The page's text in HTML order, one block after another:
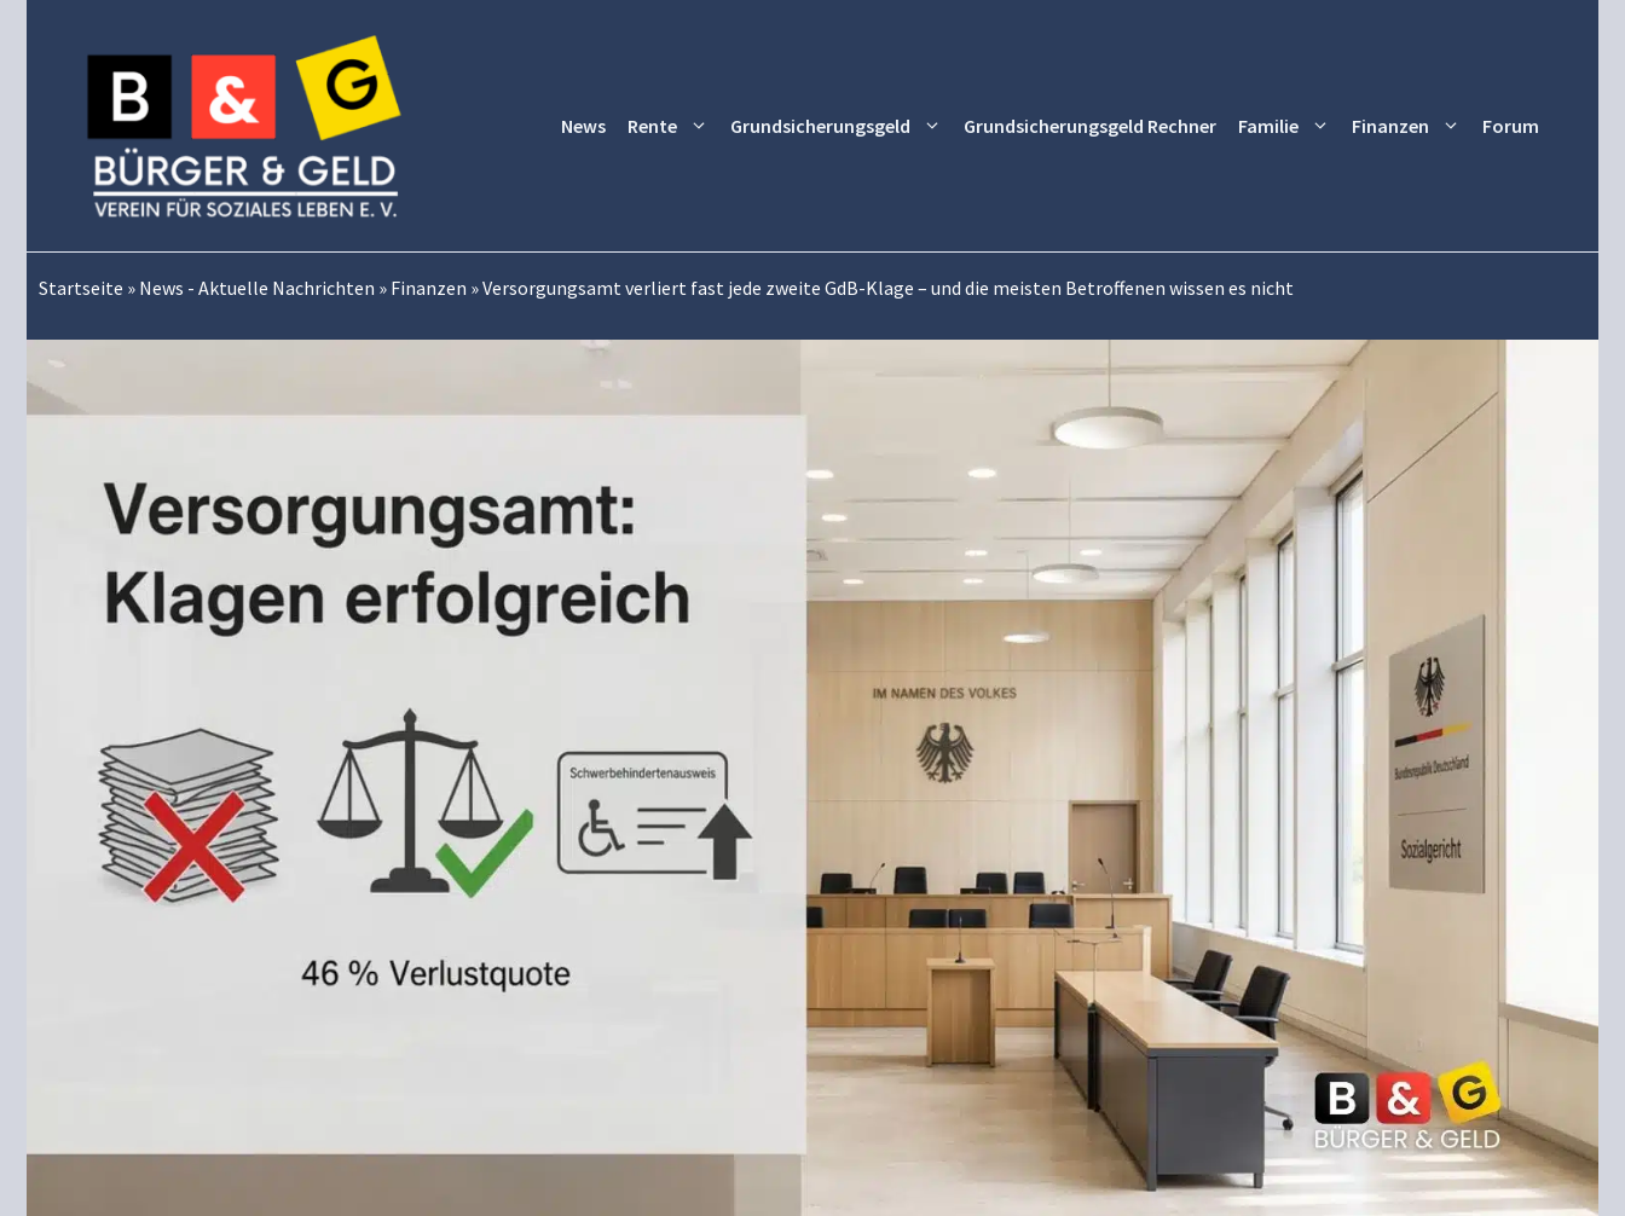
News Rente Grundsicherungsgeld Grundsicherungsgeld Rechner Familie Finanzen Forum
Startseite » News - Aktuelle Nachrichten » Finanzen »Versorgungsamt verliert fast jede zweite GdB-Klage – und die meisten Betroffenen wissen es nicht